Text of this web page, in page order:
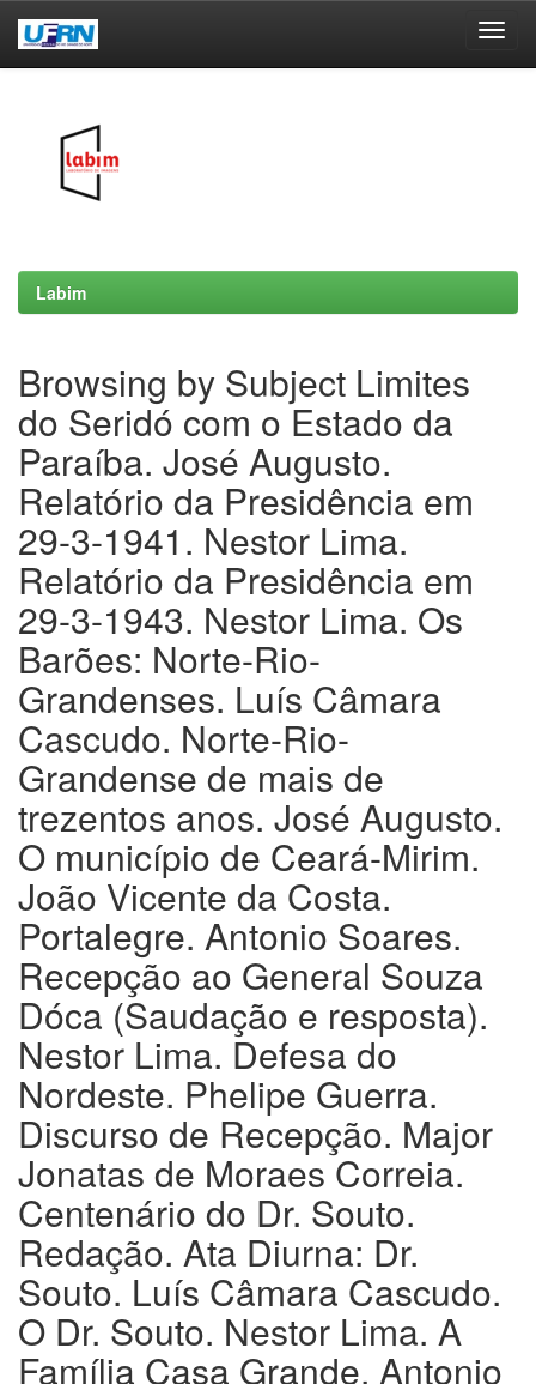
Labim
Browsing by Subject Limites
do Seridó com o Estado da
Paraíba. José Augusto.
Relatório da Presidência em
29-3-1941. Nestor Lima.
Relatório da Presidência em
29-3-1943. Nestor Lima. Os
Barões: Norte-Rio-
Grandenses. Luís Câmara
Cascudo. Norte-Rio-
Grandense de mais de
trezentos anos. José Augusto.
O município de Ceará-Mirim.
João Vicente da Costa.
Portalegre. Antonio Soares.
Recepção ao General Souza
Dóca (Saudação e resposta).
Nestor Lima. Defesa do
Nordeste. Phelipe Guerra.
Discurso de Recepção. Major
Jonatas de Moraes Correia.
Centenário do Dr. Souto.
Redação. Ata Diurna: Dr.
Souto. Luís Câmara Cascudo.
O Dr. Souto. Nestor Lima. A
Família Casa Grande. Antonio